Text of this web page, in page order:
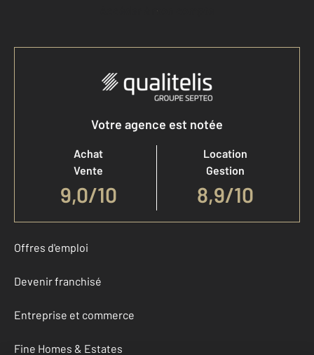
Accéder à mon compte
Votre agence est notée
Achat
Vente
9,0/10
Location
Gestion
8,9/10
Offres d'emploi
Devenir franchisé
Entreprise et commerce
Fine Homes & Estates